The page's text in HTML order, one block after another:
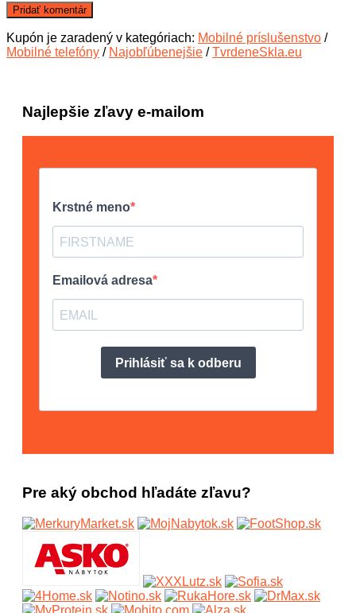
Kupón je zaradený v kategóriach: Mobilné príslušenstvo /
Mobilné telefóny / Najobľúbenejšie /TvrdeneSkla.eu
Najlepšie zľavy e-mailom
Pre aký obchod hľadáte zľavu?